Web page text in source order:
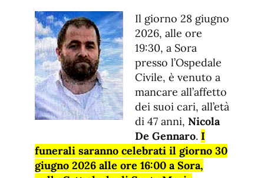
fuente.
de
fuente
de
fuente.
Il giorno 28 giugno
2026, alle ore
19:30, a Sora
presso l’Ospedale
Civile, è venuto a
mancare all’affetto
dei suoi cari, all’età
di 47 anni, Nicola
De Gennaro. I
funerali saranno celebrati il giorno 30
giugno 2026 alle ore 16:00 a Sora,